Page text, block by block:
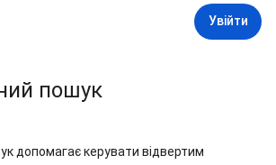
Увійти
пошук
допомагає керувати відвертим